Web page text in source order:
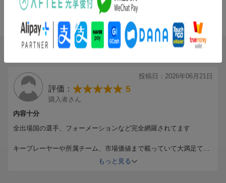
・歴代日本代表の全記録も掲載
総合評価：
条件に満たないため、評価は表示できません。
投稿日：2026年06月21日
評価： 5
購入者さん
内容十分
全出場国の選手、フォーメーションなど完全網羅されてます
キープレーヤーや所属チーム、市場価値まで載っていて大満足て
もっと見る